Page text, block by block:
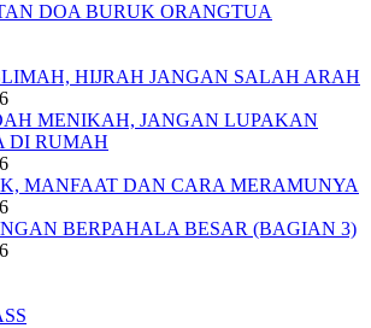
DOA BURUK ORANGTUA
HIJRAH JANGAN SALAH ARAH
MENIKAH, JANGAN LUPAKAN
DI RUMAH
MANFAAT DAN CARA MERAMUNYA
BERPAHALA BESAR (BAGIAN 3)